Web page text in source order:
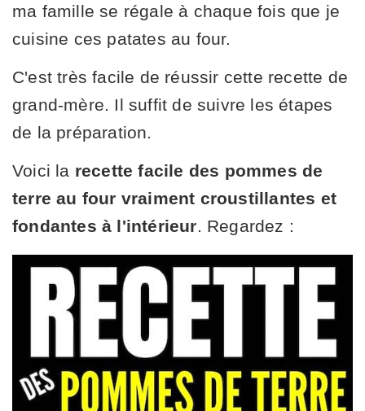
ma famille se régale à chaque fois que je
cuisine ces patates au four.
C'est très facile de réussir cette recette de
grand-mère. Il suffit de suivre les étapes
de la préparation.
Voici la recette facile des pommes de
terre au four vraiment croustillantes et
fondantes à l'intérieur . Regardez :